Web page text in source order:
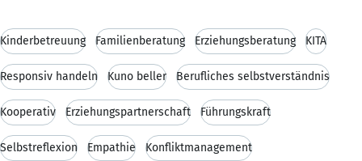
Kinderbetreuung Familienberatung Erziehungsberatung KITA
Responsiv handeln Kuno beller Berufliches selbstverständnis
Kooperativ Erziehungspartnerschaft Führungskraft
Selbstreflexion Empathie Konfliktmanagement